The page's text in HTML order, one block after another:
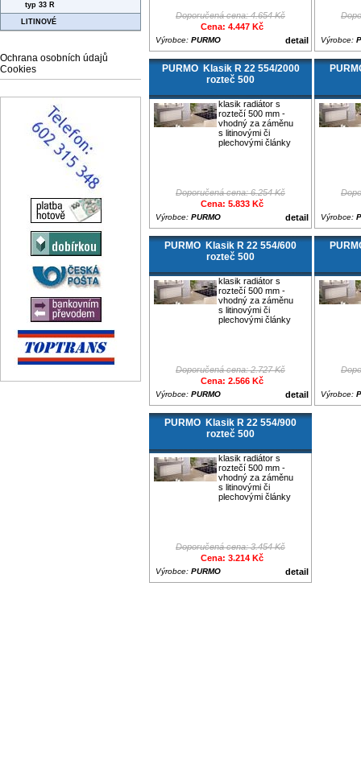
typ 33 R
LITINOVÉ
Ochrana osobních údajů
Cookies
Doporučená cena: 4.654 Kč
Cena: 4.447 Kč
detail
Výrobce: PURMO Výrobce:
PURMO Klasik R 22 554/2000
rozteč 500
klasik radiátor s
roztečí 500 mm -
vhodný za záměnu
s litinovými či
plechovými články
Doporučená cena: 6.254 Kč
Cena: 5.833 Kč
detail
Výrobce: PURMO Výrobce:
PURMO Klasik R 22 554/600
rozteč 500
klasik radiátor s
roztečí 500 mm -
vhodný za záměnu
s litinovými či
plechovými články
Doporučená cena: 2.727 Kč
Cena: 2.566 Kč
detail
Výrobce: PURMO Výrobce:
PURMO Klasik R 22 554/900
rozteč 500
klasik radiátor s
roztečí 500 mm -
vhodný za záměnu
s litinovými či
plechovými články
Doporučená cena: 3.454 Kč
Cena: 3.214 Kč
detail
Výrobce: PURMO